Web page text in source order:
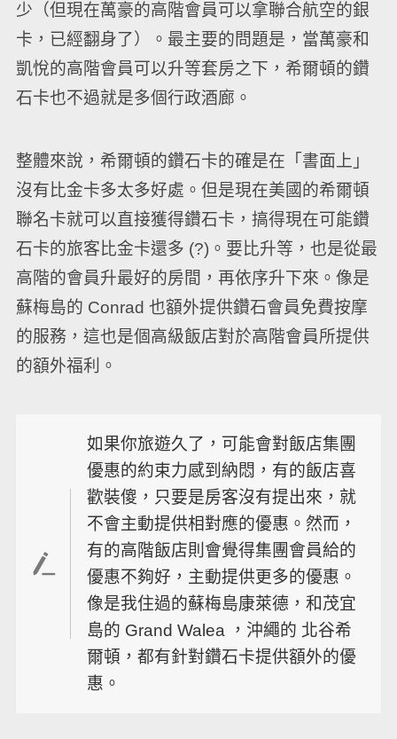
少（但現在萬豪的高階會員可以拿聯合航空的銀
卡，已經翻身了）。最主要的問題是，當萬豪和
凱悅的高階會員可以升等套房之下，希爾頓的鑽
石卡也不過就是多個行政酒廊。
整體來說，希爾頓的鑽石卡的確是在「書面上」
沒有比金卡多太多好處。但是現在美國的希爾頓
聯名卡就可以直接獲得鑽石卡，搞得現在可能鑽
石卡的旅客比金卡還多 (?)。要比升等，也是從最
高階的會員升最好的房間，再依序升下來。像是
蘇梅島的 Conrad 也額外提供鑽石會員免費按摩
的服務，這也是個高級飯店對於高階會員所提供
的額外福利。
如果你旅遊久了，可能會對飯店集團
優惠的約束力感到納悶，有的飯店喜
歡裝傻，只要是房客沒有提出來，就
不會主動提供相對應的優惠。然而，
有的高階飯店則會覺得集團會員給的
優惠不夠好，主動提供更多的優惠。
像是我住過的蘇梅島康萊德，和茂宜
島的 Grand Walea ，沖繩的 北谷希
爾頓，都有針對鑽石卡提供額外的優
惠。